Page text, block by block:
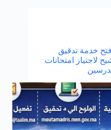
فتح خدمة تدقيق
لاجتياز امتحانات